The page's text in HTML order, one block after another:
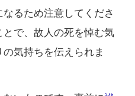
るため注意してくださ
とで、故人の死を悼む気
気持ちを伝えられま